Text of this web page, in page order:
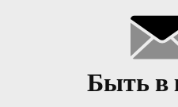
Быть в